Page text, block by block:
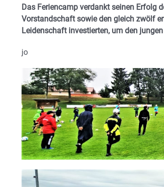
Das Feriencamp verdankt seinen Erfolg
Vorstandschaft sowie den gleich zwölf
Leidenschaft investierten, um den
jo